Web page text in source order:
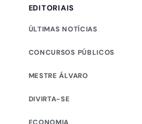
EDITORIAIS
ÚLTIMAS NOTÍCIAS
CONCURSOS PÚBLICOS
MESTRE ÁLVARO
DIVIRTA-SE